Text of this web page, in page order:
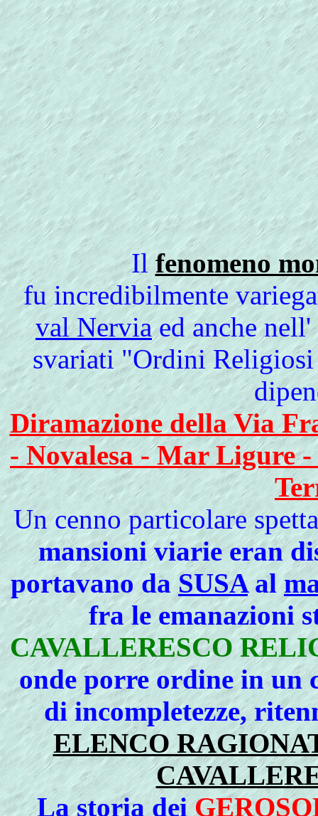
Ilfenomeno
fu incredibilmente
val Nerviaed anche nell'
svariati "Ordini Religiosi
Diramazione della Via
- Novalesa - Mar Ligure
Un cenno particolare
mansioni viarie eran
portavano daSUSAal
fra le emanazioni
CAVALLERESCO
onde porre ordine in un
di incompletezze,
ELENCO
La storia dei